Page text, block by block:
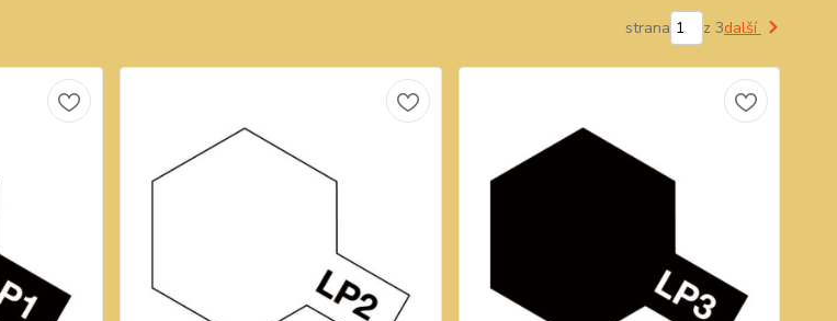
strana z 3další